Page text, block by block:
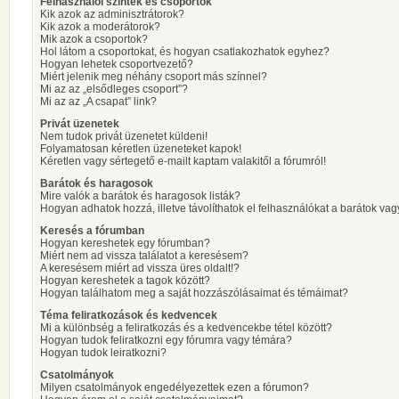
Kik azok az adminisztrátorok?
Kik azok a moderátorok?
Mik azok a csoportok?
Hol látom a csoportokat, és hogyan csatlakozhatok egyhez?
Hogyan lehetek csoportvezető?
Miért jelenik meg néhány csoport más színnel?
Mi az az „elsődleges csoport”?
Mi az az „A csapat” link?
Privát üzenetek
Nem tudok privát üzenetet küldeni!
Folyamatosan kéretlen üzeneteket kapok!
Kéretlen vagy sértegető e-mailt kaptam valakitől a fórumról!
Barátok és haragosok
Mire valók a barátok és haragosok listák?
Hogyan adhatok hozzá, illetve távolíthatok el felhasználókat a barátok
Keresés a fórumban
Hogyan kereshetek egy fórumban?
Miért nem ad vissza találatot a keresésem?
A keresésem miért ad vissza üres oldalt!?
Hogyan kereshetek a tagok között?
Hogyan találhatom meg a saját hozzászólásaimat és témáimat?
Téma feliratkozások és kedvencek
Mi a különbség a feliratkozás és a kedvencekbe tétel között?
Hogyan tudok feliratkozni egy fórumra vagy témára?
Hogyan tudok leiratkozni?
Csatolmányok
Milyen csatolmányok engedélyezettek ezen a fórumon?